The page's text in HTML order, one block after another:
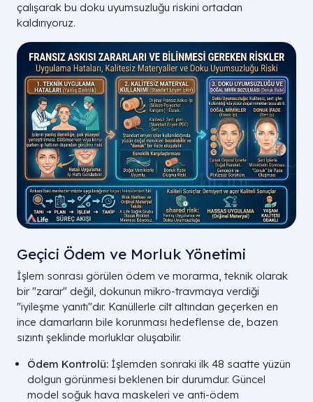
çalışarak bu doku uyumsuzluğu riskini ortadan
kaldırıyoruz.
Geçici Ödem ve Morluk Yönetimi
İşlem sonrası görülen ödem ve morarma, teknik olarak
bir "zarar" değil, dokunun mikro-travmaya verdiği
"iyileşme yanıtı"dır. Kanüllerle cilt altından geçerken en
ince damarların bile korunması hedeflense de, bazen
sızıntı şeklinde morluklar oluşabilir.
Ödem Kontrolü: İşlemden sonraki ilk 48 saatte yüzün
dolgun görünmesi beklenen bir durumdur. Güncel
model soğuk hava maskeleri ve anti-ödem